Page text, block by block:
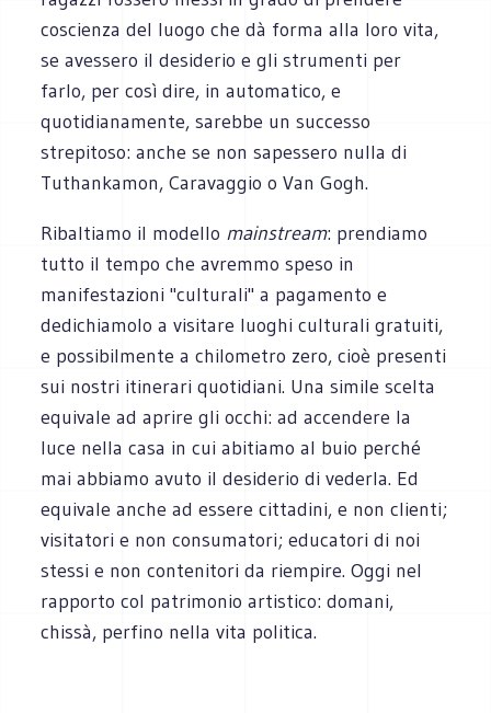
coscienza del luogo che dà forma alla loro vita,
se avessero il desiderio e gli strumenti per
farlo, per così dire, in automatico, e
quotidianamente, sarebbe un successo
strepitoso: anche se non sapessero nulla di
Tuthankamon, Caravaggio o Van Gogh.
Ribaltiamo il modello mainstream: prendiamo
tutto il tempo che avremmo speso in
manifestazioni "culturali" a pagamento e
dedichiamolo a visitare luoghi culturali gratuiti,
e possibilmente a chilometro zero, cioè presenti
sui nostri itinerari quotidiani. Una simile scelta
equivale ad aprire gli occhi: ad accendere la
luce nella casa in cui abitiamo al buio perché
mai abbiamo avuto il desiderio di vederla. Ed
equivale anche ad essere cittadini, e non clienti;
visitatori e non consumatori; educatori di noi
stessi e non contenitori da riempire. Oggi nel
rapporto col patrimonio artistico: domani,
chissà, perfino nella vita politica.